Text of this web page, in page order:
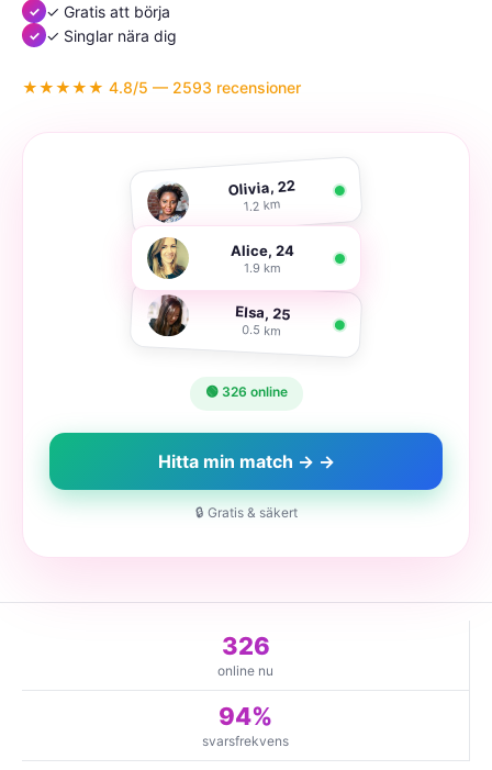
✓ Gratis att börja
✓ Singlar nära dig
★★★★★ 4.8/5 — 2593 recensioner
Olivia, 22
1.2 km
Alice, 24
1.9 km
Elsa, 25
0.5 km
🟢 326 online
Hitta min match → →
🔒 Gratis & säkert
326
online nu
94%
svarsfrekvens